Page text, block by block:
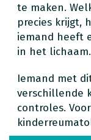
te maken.
precies krijgt,
iemand heeft
in het lichaam.
Iemand met
verschillende
controles.